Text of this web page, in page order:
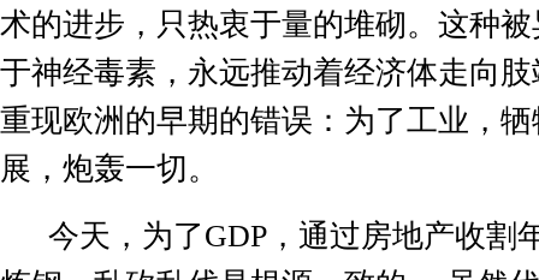
术的进步，只热衷于量的堆砌。这种
于神经毒素，永远推动着经济体走向
重现欧洲的早期的错误：为了工业，
展，炮轰一切。
今天，为了GDP ，通过房地产收割